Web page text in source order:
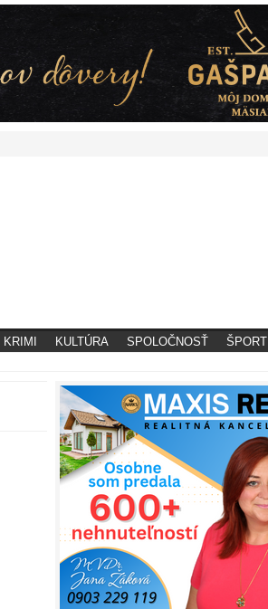
KRIMI KULTÚRA SPOLOČNOSŤ ŠPORT